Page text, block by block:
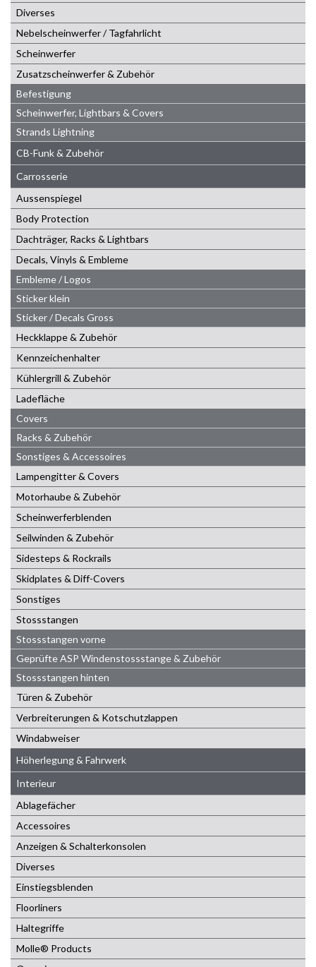
Diverses
Nebelscheinwerfer / Tagfahrlicht
Scheinwerfer
Zusatzscheinwerfer & Zubehör
Befestigung
Scheinwerfer, Lightbars & Covers
Strands Lightning
CB-Funk & Zubehör
Carrosserie
Aussenspiegel
Body Protection
Dachträger, Racks & Lightbars
Decals, Vinyls & Embleme
Embleme / Logos
Sticker klein
Sticker / Decals Gross
Heckklappe & Zubehör
Kennzeichenhalter
Kühlergrill & Zubehör
Ladefläche
Covers
Racks & Zubehör
Sonstiges & Accessoires
Lampengitter & Covers
Motorhaube & Zubehör
Scheinwerferblenden
Seilwinden & Zubehör
Sidesteps & Rockrails
Skidplates & Diff-Covers
Sonstiges
Stossstangen
Stossstangen vorne
Geprüfte ASP Windenstossstange & Zubehör
Stossstangen hinten
Türen & Zubehör
Verbreiterungen & Kotschutzlappen
Windabweiser
Höherlegung & Fahrwerk
Interieur
Ablagefächer
Accessoires
Anzeigen & Schalterkonsolen
Diverses
Einstiegsblenden
Floorliners
Haltegriffe
Molle® Products